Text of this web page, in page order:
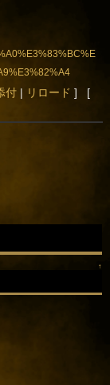
付| リロード ] [
↑